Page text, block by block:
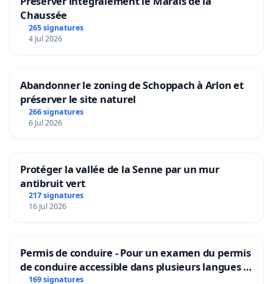
Chaussée
265 signatures
4 Jul 2026
Abandonner le zoning de Schoppach à Arlon et
préserver le site naturel
266 signatures
6 Jul 2026
Protéger la vallée de la Senne par un mur
antibruit vert
217 signatures
16 Jul 2026
Permis de conduire - Pour un examen du permis
de conduire accessible dans plusieurs langues à
Bruxelles
169 signatures